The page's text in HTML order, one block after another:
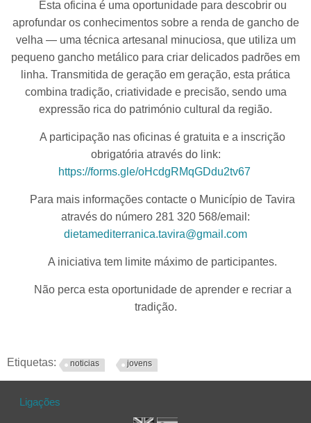
Esta oficina é uma oportunidade para descobrir ou
aprofundar os conhecimentos sobre a renda de gancho de
velha — uma técnica artesanal minuciosa, que utiliza um
pequeno gancho metálico para criar delicados padrões em
linha. Transmitida de geração em geração, esta prática
combina tradição, criatividade e precisão, sendo uma
expressão rica do património cultural da região.
A participação nas oficinas é gratuita e a inscrição
obrigatória através do link:
https://forms.gle/oHcdgRMqGDdu2tv67
Para mais informações contacte o Município de Tavira
através do número 281 320 568/email:
dietamediterranica.tavira@gmail.com
A iniciativa tem limite máximo de participantes.
Não perca esta oportunidade de aprender e recriar a
tradição.
Etiquetas: noticias jovens
Ligações